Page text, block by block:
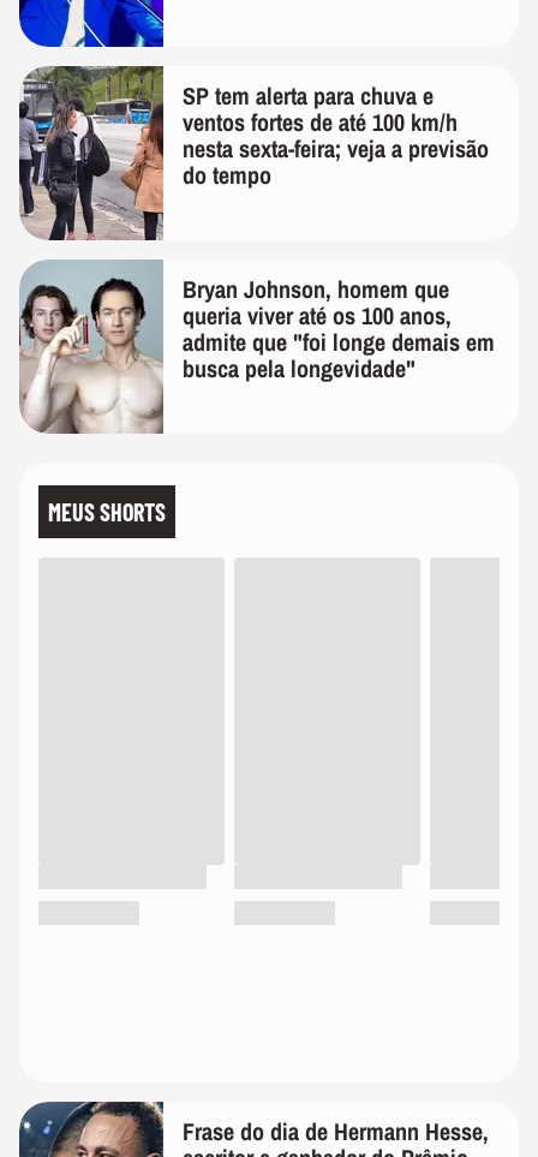
SP tem alerta para chuva e
ventos fortes de até 100 km/h
nesta sexta-feira; veja a previsão
do tempo
Bryan Johnson, homem que
queria viver até os 100 anos,
admite que "foi longe demais em
busca pela longevidade"
MEUS SHORTS
Frase do dia de Hermann Hesse,